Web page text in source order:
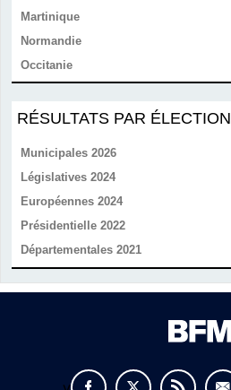
Martinique
Normandie
Occitanie
RÉSULTATS PAR ÉLECTION
Municipales 2026
Législatives 2024
Européennes 2024
Présidentielle 2022
Départementales 2021